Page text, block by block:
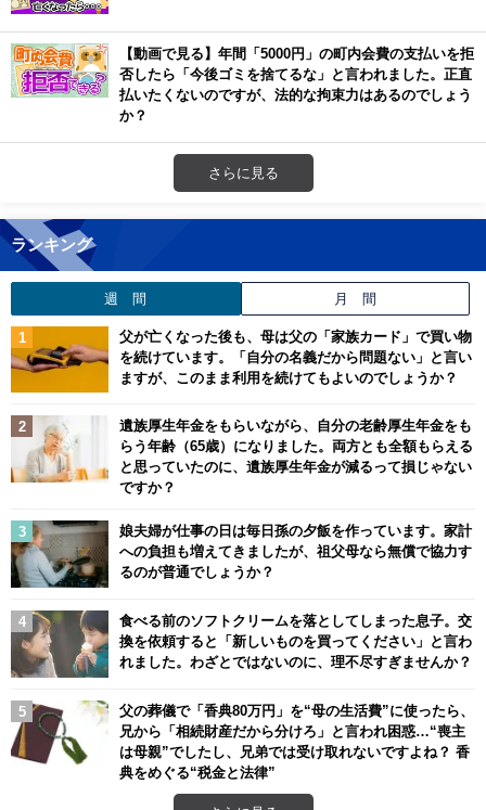
【動画で見る】年間「5000円」の町内会費の支払いを拒
否したら「今後ゴミを捨てるな」と言われました。正直
払いたくないのですが、法的な拘束力はあるのでしょう
か？
さらに見る
ランキング
週 間 月 間
父が亡くなった後も、母は父の「家族カード」で買い物
を続けています。「自分の名義だから問題ない」と言い
ますが、このまま利用を続けてもよいのでしょうか？
遺族厚生年金をもらいながら、自分の老齢厚生年金をも
らう年齢（65歳）になりました。両方とも全額もらえる
と思っていたのに、遺族厚生年金が減るって損じゃない
ですか？
娘夫婦が仕事の日は毎日孫の夕飯を作っています。家計
への負担も増えてきましたが、祖父母なら無償で協力す
るのが普通でしょうか？
食べる前のソフトクリームを落としてしまった息子。交
換を依頼すると「新しいものを買ってください」と言わ
れました。わざとではないのに、理不尽すぎませんか？
父の葬儀で「香典80万円」を“母の生活費”に使ったら、
兄から「相続財産だから分けろ」と言われ困惑…“喪主
は母親”でしたし、兄弟では受け取れないですよね？ 香
典をめぐる“税金と法律”